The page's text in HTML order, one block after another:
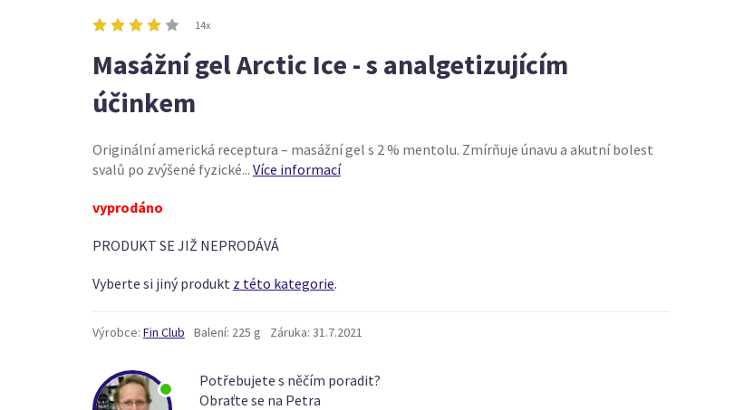
14x
Masážní gel Arctic Ice - s analgetizujícím
účinkem
Originální americká receptura – masážní gel s 2 % mentolu. Zmírňuje únavu a akutní bolest
svalů po zvýšené fyzické... Více informací
vyprodáno
PRODUKT SE JIŽ NEPRODÁVÁ
Vyberte si jiný produkt z této kategorie.
Výrobce: Fin Club Balení: 225 g Záruka: 31.7.2021
Potřebujete s něčím poradit?
Obraťte se na Petra